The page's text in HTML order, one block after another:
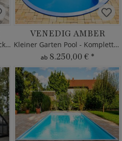
Garten Pool - Komplettset - eckig
VENEDIG AMBER
Kleiner Garten Pool - Komplettset
ab 8.250,00 € *